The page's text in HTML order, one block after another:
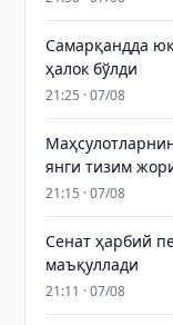
Самарқандда
ҳалок бўлди
21:25 · 07/08
янги тизим
21:15 · 07/08
Сенат ҳарбий
маъқуллади
21:11 · 07/08